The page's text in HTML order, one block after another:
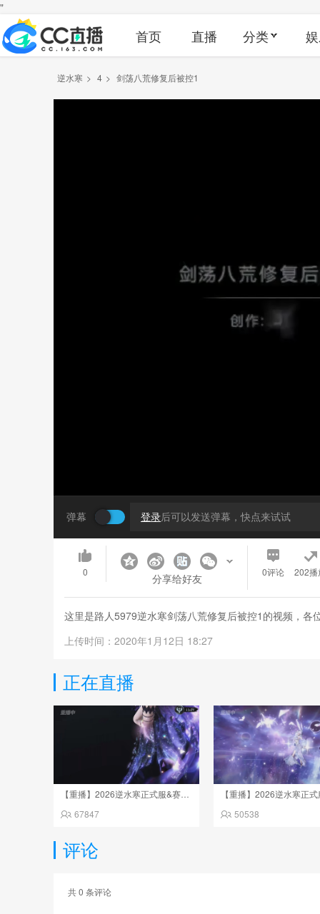
"
首页 直播 分类
逆水寒 > 4 > 剑荡八荒修复后被控1
弹幕 登录后可以发送弹幕，快点来试试
0 分享给好友 0评论 202播
这里是路人5979逆水寒剑荡八荒修复后被控1的视频，各
上传时间：2020年1月12日 18:27
正在直播
67847
50538
评论
共0 条评论